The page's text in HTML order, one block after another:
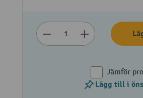
Jämför
Lägg till i